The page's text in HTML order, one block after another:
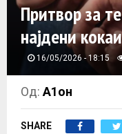
R
M
Притвор за
најдени
16/05/2026 - 18:15
Од:А1он
SHARE